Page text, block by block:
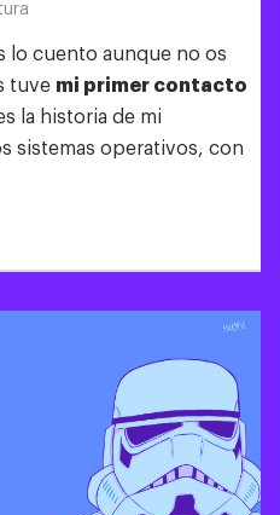
lo cuento aunque no os
tuve mi primer contacto
la historia de mi
sistemas operativos, con